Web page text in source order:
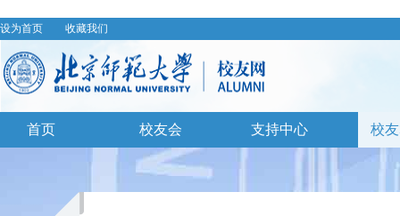
设为首页 收藏我们
首页 校友会 支持中心 校